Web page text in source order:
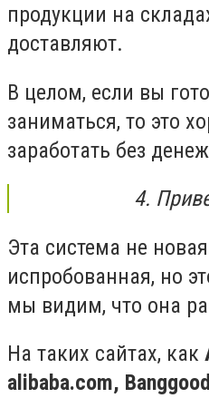
продукции на
доставляют.
В целом, если вы
заниматься, то это
заработать без
4.
Эта система не
испробованная, но
мы видим, что она
На таких сайтах, как
alibaba.com,